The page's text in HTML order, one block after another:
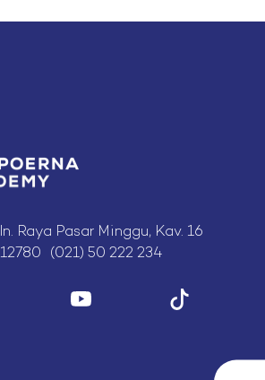
Raya Pasar Minggu, Kav. 16
(021) 50 222 234